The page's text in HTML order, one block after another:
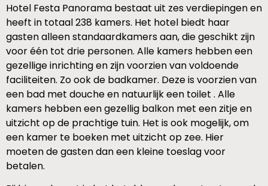
Hotel Festa Panorama bestaat uit zes verdiepingen en
heeft in totaal 238 kamers. Het hotel biedt haar
gasten alleen standaardkamers aan, die geschikt zijn
voor één tot drie personen. Alle kamers hebben een
gezellige inrichting en zijn voorzien van voldoende
faciliteiten. Zo ook de badkamer. Deze is voorzien van
een bad met douche en natuurlijk een toilet . Alle
kamers hebben een gezellig balkon met een zitje en
uitzicht op de prachtige tuin. Het is ook mogelijk, om
een kamer te boeken met uitzicht op zee. Hier
moeten de gasten dan een kleine toeslag voor
betalen.